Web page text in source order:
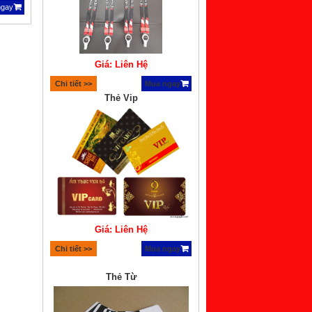
Giá: Liên Hệ
Chi tiết >> Mua ngay
Thẻ Vip
Giá: Liên Hệ
Chi tiết >> Mua ngay
Thẻ Từ